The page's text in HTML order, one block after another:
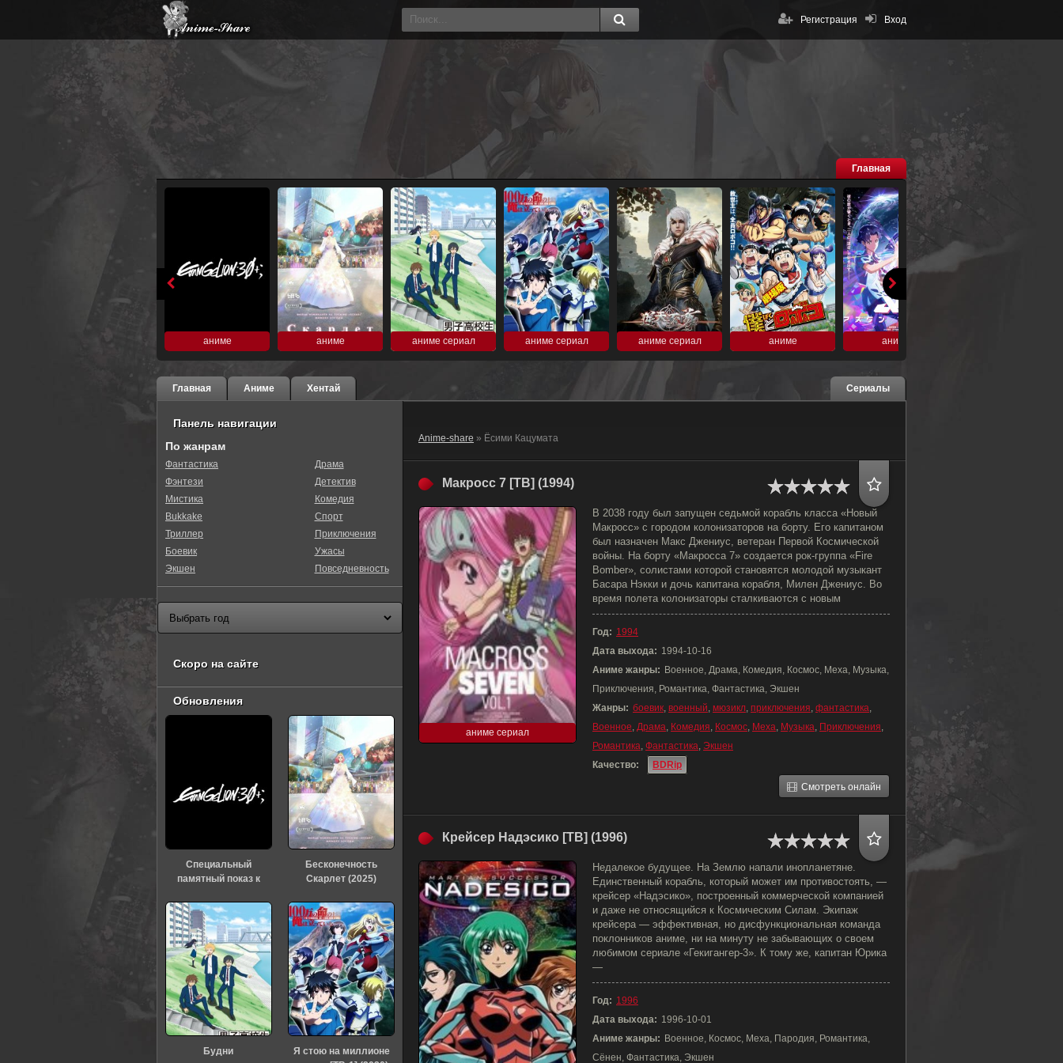
Вход
Регистрация
Главная
аниме аниме аниме сериал аниме сериал аниме сериал аниме аниме
Главная Аниме Хентай Сериалы
Anime-share » Ёсими Кацумата
Макросс 7 [ТВ] (1994)
аниме сериал
В 2038 году был запущен седьмой корабль класса «Новый
Макросс» с городом колонизаторов на борту. Его капитаном
был назначен Макс Джениус, ветеран Первой Космической
войны. На борту «Макросса 7» создается рок-группа «Fire
Bomber», солистами которой становятся молодой музыкант
Басара Нэкки и дочь капитана корабля, Милен Джениус. Во
время полета колонизаторы сталкиваются с новым
Год: 1994
Дата выхода: 1994-10-16
Аниме жанры: Военное, Драма, Комедия, Космос, Меха, Музыка,
Приключения, Романтика, Фантастика, Экшен
Жанры: боевик, военный, мюзикл, приключения, фантастика,
Военное, Драма, Комедия, Космос, Меха, Музыка, Приключения,
Романтика, Фантастика, Экшен
Качество:
BDRip
Смотреть онлайн
Крейсер Надэсико [ТВ] (1996)
Недалекое будущее. На Землю напали инопланетяне.
Единственный корабль, который может им противостоять, —
крейсер «Надэсико», построенный коммерческой компанией
и даже не относящийся к Космическим Силам. Экипаж
крейсера — эффективная, но дисфункциональная команда
поклонников аниме, ни на минуту не забывающих о своем
любимом сериале «Гекигангер-3». К тому же, капитан Юрика
—
Год: 1996
Дата выхода: 1996-10-01
Аниме жанры: Военное, Космос, Меха, Пародия, Романтика,
Сёнен, Фантастика, Экшен
Панель навигации
По жанрам
Фантастика
Фэнтези
Мистика
Bukkake
Триллер
Боевик
Экшен
Драма
Детектив
Комедия
Спорт
Приключения
Ужасы
Повседневность
Скоро на сайте
Обновления
Специальный
памятный показ к
«Евангелиона» (2026)
Бесконечность
Скарлет (2025)
Будни
Я стою на миллионе